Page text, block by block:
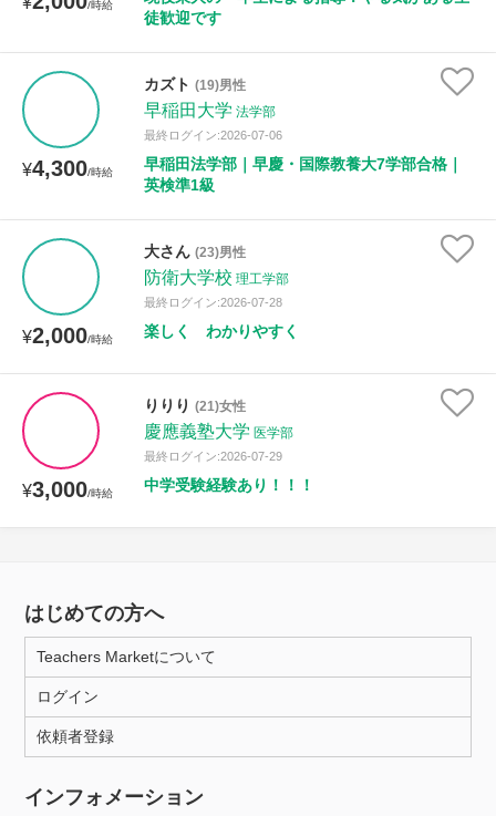
/時給
徒歓迎です
¥4,300/時給
カズト (19)男性
早稲田大学 法学部
最終ログイン:2026-07-06
早稲田法学部｜早慶・国際教養大7学部合格｜
英検準1級
¥2,000/時給
大さん (23)男性
防衛大学校 理工学部
最終ログイン:2026-07-28
楽しく わかりやすく
¥3,000/時給
りりり (21)女性
慶應義塾大学 医学部
最終ログイン:2026-07-29
中学受験経験あり！！！
はじめての方へ
Teachers Marketについて
ログイン
依頼者登録
インフォメーション